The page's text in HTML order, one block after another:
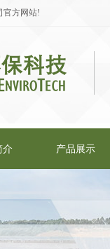
官方网站!
介 产品展示